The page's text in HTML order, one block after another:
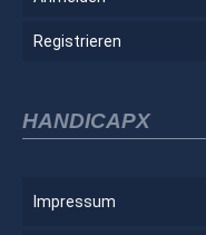
Registrieren
HANDICAPX
Impressum